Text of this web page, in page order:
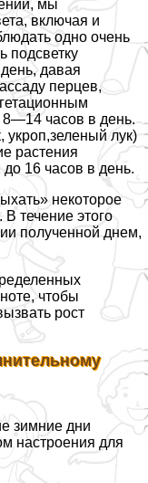
мы
включая и
одно очень
подсветку
давая
перцев,
часов в день.
укроп,зеленый лук)
растения
16 часов в день.
некоторое
течение этого
полученной днем,
чтобы
рост
зимние дни
настроения для